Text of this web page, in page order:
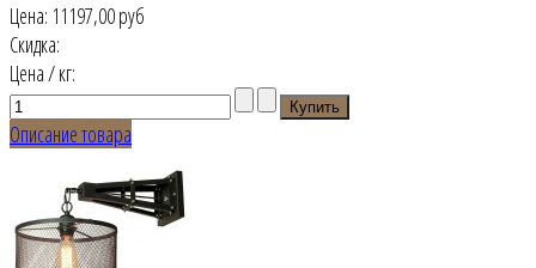
Цена: 11197,00 руб
Скидка:
Цена / кг:
Описание товара